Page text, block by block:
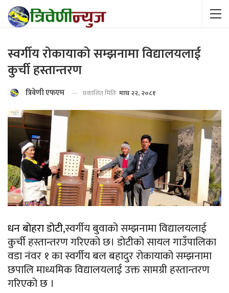
स्वर्गीय रोकायाको सम्झनामा विद्यालयलाई
कुर्ची हस्तान्तरण
त्रिवेणी एफएम प्रकाशित मितिः माघ २२, २०८१
धन बोहरा डोटी,स्वर्गीय बुवाको सम्झनामा विद्यालयलाई
कुर्ची हस्तान्तरण गरिएको छ। डोटीको सायल गाउँपालिका
वडा नंवर १ का स्वर्गीय बल बहादुर रोकायाको सम्झनामा
छपालि माध्यमिक विद्यालयलाई उक्त सामग्री हस्तान्तरण
गरिएको छ ।